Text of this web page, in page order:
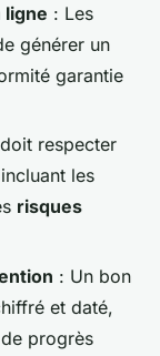
ligne : Les
générer un
garantie
respecter
les
risques
: Un bon
et daté,
progrès